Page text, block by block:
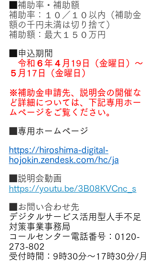
補助率・補助額
補助率：１０／１０以内（補助金
額の千円未満は切り捨て）
補助額：最大１５０万円
■申込期間
令和６年４月19日（金曜日）～
５月17日（金曜日）
※補助金申請先、説明会の開催な
ど詳細については、下記専用ホー
ムページをご覧ください。
■専用ホームページ
https://hiroshima-digital-
hojokin.zendesk.com/hc/ja
■説明会動画
https://youtu.be/3B08KVCnc_s
■お問い合わせ先
デジタルサービス活用型人手不足
対策事業事務局
コールセンター電話番号：0120-
273-802​
受付時間：9時30分～17時30分/月